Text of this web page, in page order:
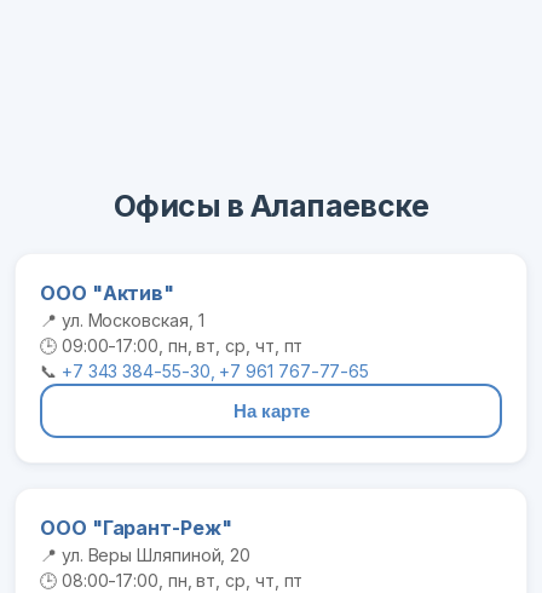
Офисы в Алапаевске
ООО "Актив"
📍 ул. Московская, 1
🕒 09:00-17:00, пн, вт, ср, чт, пт
📞 +7 343 384-55-30, +7 961 767-77-65
На карте
ООО "Гарант-Реж"
📍 ул. Веры Шляпиной, 20
🕒 08:00-17:00, пн, вт, ср, чт, пт